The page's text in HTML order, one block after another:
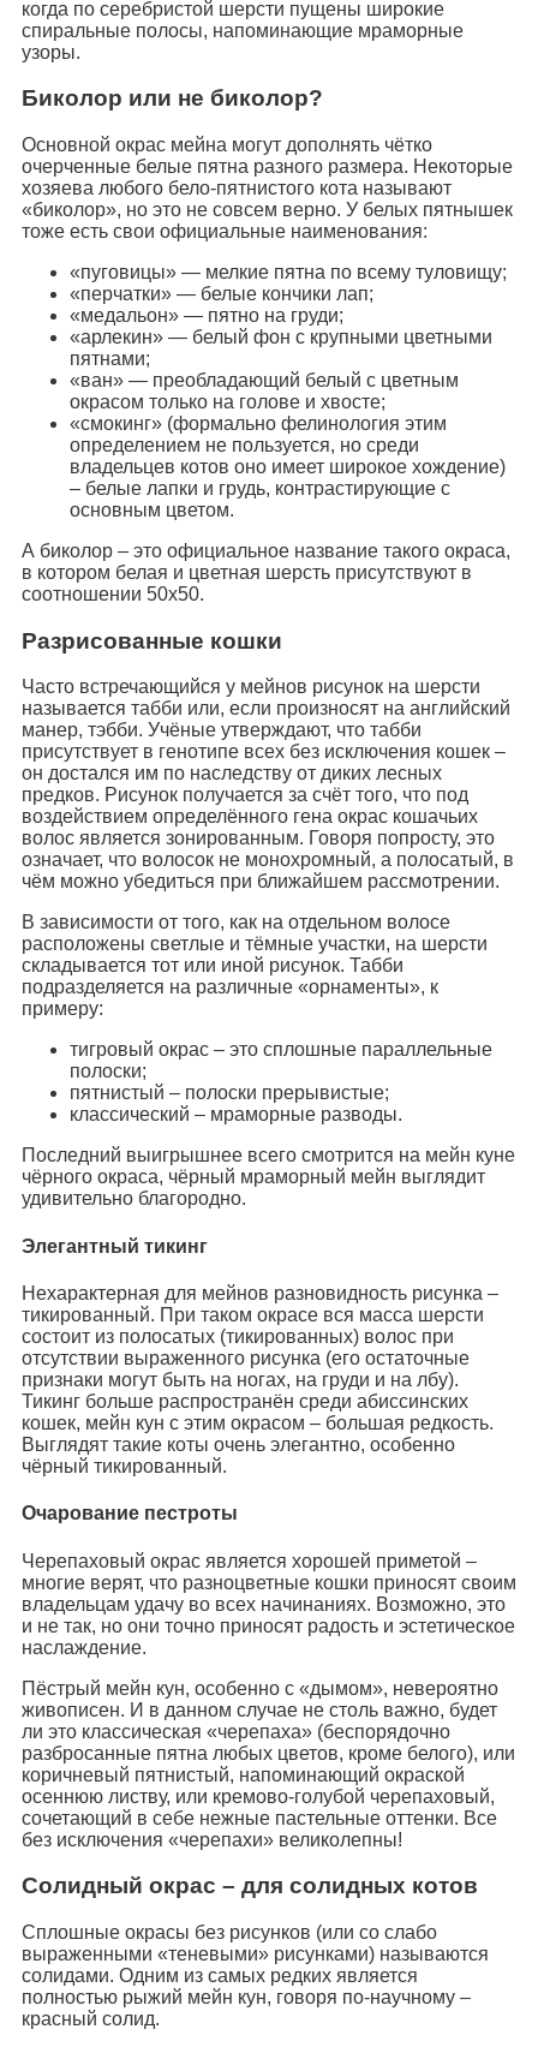
когда по серебристой шерсти пущены широкие
спиральные полосы, напоминающие мраморные
узоры.
Биколор или не биколор?
Основной окрас мейна могут дополнять чётко
очерченные белые пятна разного размера. Некоторые
хозяева любого бело-пятнистого кота называют
«биколор», но это не совсем верно. У белых пятнышек
тоже есть свои официальные наименования:
«пуговицы» — мелкие пятна по всему туловищу;
«перчатки» — белые кончики лап;
«медальон» — пятно на груди;
«арлекин» — белый фон с крупными цветными
пятнами;
«ван» — преобладающий белый с цветным
окрасом только на голове и хвосте;
«смокинг» (формально фелинология этим
определением не пользуется, но среди
владельцев котов оно имеет широкое хождение)
– белые лапки и грудь, контрастирующие с
основным цветом.
А биколор – это официальное название такого окраса,
в котором белая и цветная шерсть присутствуют в
соотношении 50х50.
Разрисованные кошки
Часто встречающийся у мейнов рисунок на шерсти
называется табби или, если произносят на английский
манер, тэбби. Учёные утверждают, что табби
присутствует в генотипе всех без исключения кошек –
он достался им по наследству от диких лесных
предков. Рисунок получается за счёт того, что под
воздействием определённого гена окрас кошачьих
волос является зонированным. Говоря попросту, это
означает, что волосок не монохромный, а полосатый, в
чём можно убедиться при ближайшем рассмотрении.
В зависимости от того, как на отдельном волосе
расположены светлые и тёмные участки, на шерсти
складывается тот или иной рисунок. Табби
подразделяется на различные «орнаменты», к
примеру:
тигровый окрас – это сплошные параллельные
полоски;
пятнистый – полоски прерывистые;
классический – мраморные разводы.
Последний выигрышнее всего смотрится на мейн куне
чёрного окраса, чёрный мраморный мейн выглядит
удивительно благородно.
Элегантный тикинг
Нехарактерная для мейнов разновидность рисунка –
тикированный. При таком окрасе вся масса шерсти
состоит из полосатых (тикированных) волос при
отсутствии выраженного рисунка (его остаточные
признаки могут быть на ногах, на груди и на лбу).
Тикинг больше распространён среди абиссинских
кошек, мейн кун с этим окрасом – большая редкость.
Выглядят такие коты очень элегантно, особенно
чёрный тикированный.
Очарование пестроты
Черепаховый окрас является хорошей приметой –
многие верят, что разноцветные кошки приносят своим
владельцам удачу во всех начинаниях. Возможно, это
и не так, но они точно приносят радость и эстетическое
наслаждение.
Пёстрый мейн кун, особенно с «дымом», невероятно
живописен. И в данном случае не столь важно, будет
ли это классическая «черепаха» (беспорядочно
разбросанные пятна любых цветов, кроме белого), или
коричневый пятнистый, напоминающий окраской
осеннюю листву, или кремово-голубой черепаховый,
сочетающий в себе нежные пастельные оттенки. Все
без исключения «черепахи» великолепны!
Солидный окрас – для солидных котов
Сплошные окрасы без рисунков (или со слабо
выраженными «теневыми» рисунками) называются
солидами. Одним из самых редких является
полностью рыжий мейн кун, говоря по-научному –
красный солид.